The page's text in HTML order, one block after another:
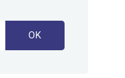
OK